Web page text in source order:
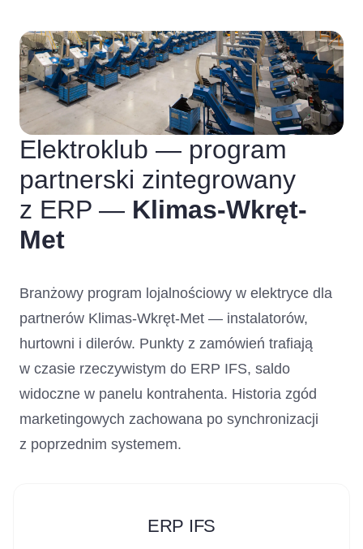
Elektroklub — program
partnerski zintegrowany
z ERP — Klimas-Wkręt-
Met
Branżowy program lojalnościowy w elektryce dla
partnerów Klimas-Wkręt-Met — instalatorów,
hurtowni i dilerów. Punkty z zamówień trafiają
w czasie rzeczywistym do ERP IFS, saldo
widoczne w panelu kontrahenta. Historia zgód
marketingowych zachowana po synchronizacji
z poprzednim systemem.
ERP IFS